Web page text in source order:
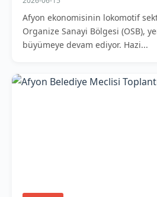
Afyon ekonomisinin lokomotif
Organize Sanayi Bölgesi (OSB),
büyümeye devam ediyor. Hazi...